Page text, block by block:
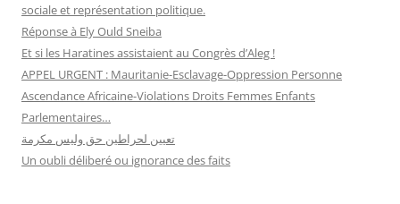
sociale et représentation politique.
Réponse à Ely Ould Sneiba
Et si les Haratines assistaient au Congrès d’Aleg !
APPEL URGENT : Mauritanie-Esclavage-Oppression Personne
Ascendance Africaine-Violations Droits Femmes Enfants
Parlementaires…
تعيين لحراطين حق وليس مكرمة
Un oubli déliberé ou ignorance des faits